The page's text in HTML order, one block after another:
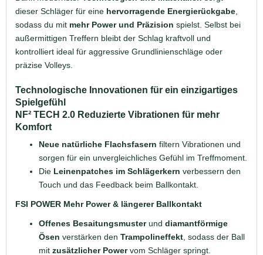
dieser Schläger für eine hervorragende Energierückgabe
sodass du mit mehr Power und Präzision spielst. Selbst bei
außermittigen Treffern bleibt der Schlag kraftvoll und
kontrolliert ideal für aggressive Grundlinienschläge oder
präzise Volleys.
Technologische Innovationen für ein einzigartiges
Spielgefühl
NF² TECH 2.0 Reduzierte Vibrationen für mehr
Komfort
Neue natürliche Flachsfasern filtern Vibrationen und
sorgen für ein unvergleichliches Gefühl im Treffmoment.
Die Leinenpatches im Schlägerkern verbessern den
Touch und das Feedback beim Ballkontakt.
FSI POWER Mehr Power & längerer Ballkontakt
Offenes Besaitungsmusterund diamantförmige
Ösen verstärken den Trampolineffekt , sodass der Ball
mit zusätzlicher Powervom Schläger springt.